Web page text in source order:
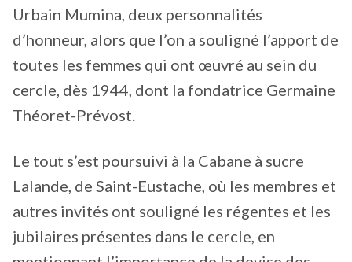
Urbain Mumina, deux personnalités
d’honneur, alors que l’on a souligné l’apport de
toutes les femmes qui ont œuvré au sein du
cercle, dès 1944, dont la fondatrice Germaine
Théoret-Prévost.
Le tout s’est poursuivi à la Cabane à sucre
Lalande, de Saint-Eustache, où les membres et
autres invités ont souligné les régentes et les
jubilaires présentes dans le cercle, en